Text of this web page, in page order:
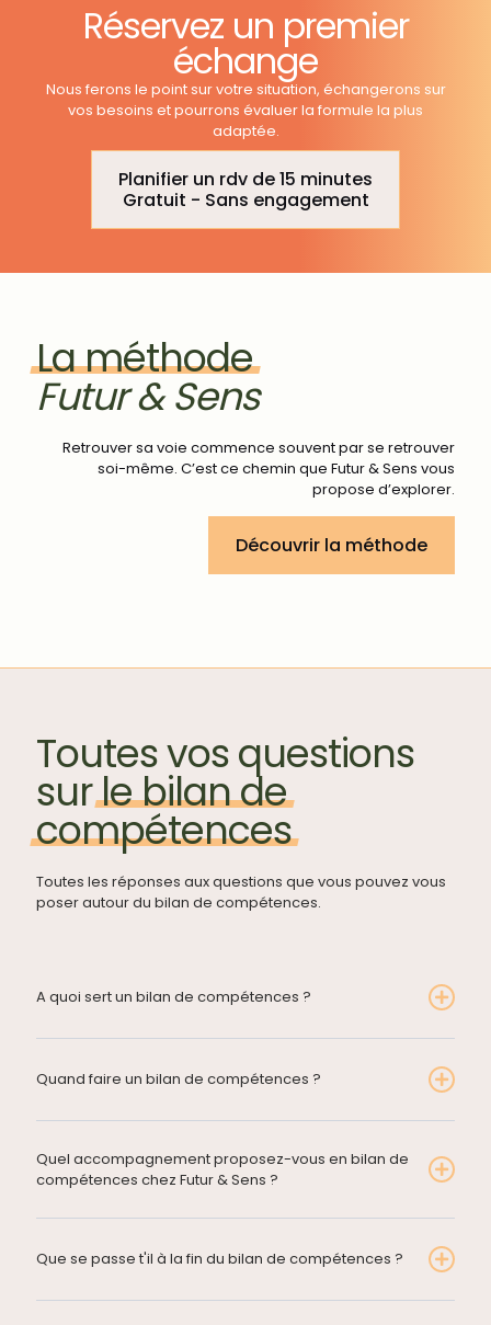
Réservez un premier
échange
Nous ferons le point sur votre situation, échangerons sur
vos besoins et pourrons évaluer la formule la plus
adaptée.
Planifier un rdv de 15 minutes
Gratuit - Sans engagement
Laméthode
Futur & Sens
Retrouver sa voie commence souvent par se retrouver
soi-même. C’est ce chemin que Futur & Sens vous
propose d’explorer.
Découvrir la méthode
Toutes vos questions
surlebilande
compétences
Toutes les réponses aux questions que vous pouvez vous
poser autour du bilan de compétences.
A quoi sert un bilan de compétences ?
Quand faire un bilan de compétences ?
Quel accompagnement proposez-vous en bilan de
compétences chez Futur & Sens ?
Que se passe t'il à la fin du bilan de compétences ?